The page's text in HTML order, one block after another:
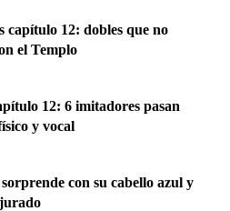
capítulo 12: dobles que no
el Templo
12: 6 imitadores pasan
y vocal
con su cabello azul y